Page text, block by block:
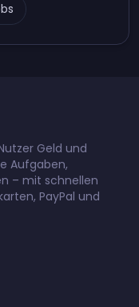
Geld und
Aufgaben,
– mit schnellen
PayPal und